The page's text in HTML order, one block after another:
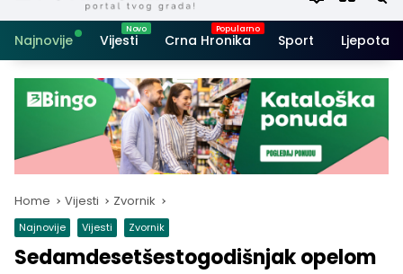
Najnovije Vijesti Crna Hronika Sport Ljepota i
Home Vijesti Zvornik
Najnovije Vijesti Zvornik
Sedamdesetšestogodišnjak opelom